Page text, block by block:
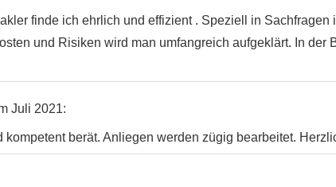
finde ich ehrlich und effizient . Speziell in
und Risiken wird man umfangreich aufgeklärt. In
Juli 2021:
berät. Anliegen werden zügig bearbeitet.